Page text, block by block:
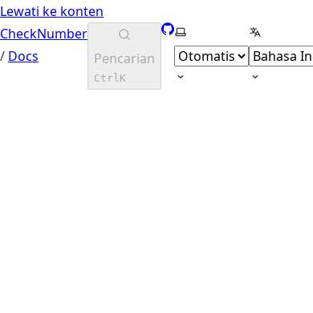
Lewati ke konten
CheckNumber
/ Docs Pencarian
CtrlK
GitHub
Pilih tema Pilih Bahasa